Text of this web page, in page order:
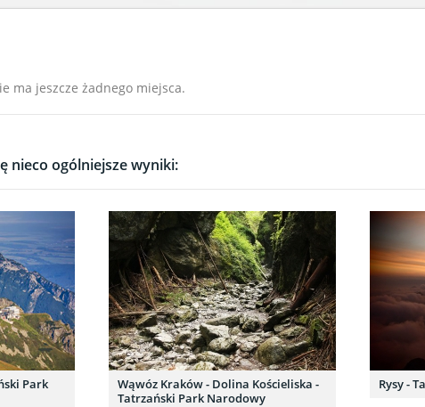
ma jeszcze żadnego miejsca.
nieco ogólniejsze wyniki:
Park
Wąwóz Kraków - Dolina Kościeliska -
Tatrzański Park Narodowy
Rysy -